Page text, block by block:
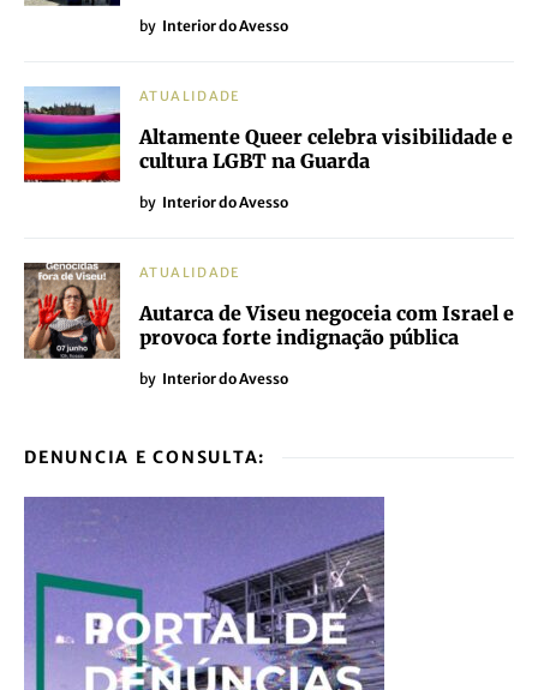
by Interior do Avesso
ATUALIDADE
Altamente Queer celebra visibilidade e
cultura LGBT na Guarda
by Interior do Avesso
ATUALIDADE
Autarca de Viseu negoceia com Israel e
provoca forte indignação pública
by Interior do Avesso
DENUNCIA E CONSULTA: